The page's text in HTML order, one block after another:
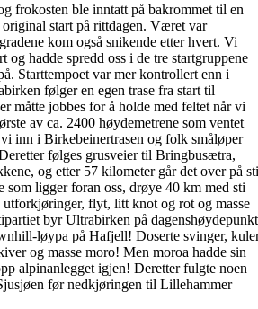
frokosten ble inntatt på bakrommet til en
start på rittdagen. Været var
kom også snikende etter hvert. Vi
og hadde spredd oss i de tre startgruppene
Starttempoet var mer kontrollert enn i
følger en egen trase fra start til
måtte jobbes for å holde med feltet når vi
av ca. 2400 høydemetrene som ventet
inn i Birkebeinertrasen og folk småløper
følges grusveier til Bringbusætra,
og etter 57 kilometer går det over på
som ligger foran oss, drøye 40 km med sti
flyt, litt knot og rot og masse
byr Ultrabirken på dagenshøydepunkt
løypa på Hafjell! Doserte svinger,
og masse moro! Men moroa hadde sin
alpinanlegget igjen! Deretter fulgte noen
før nedkjøringen til Lillehammer